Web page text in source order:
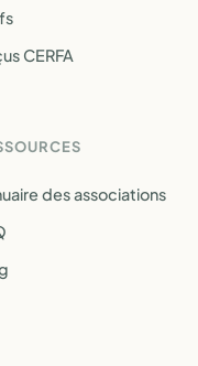
CERFA
des associations